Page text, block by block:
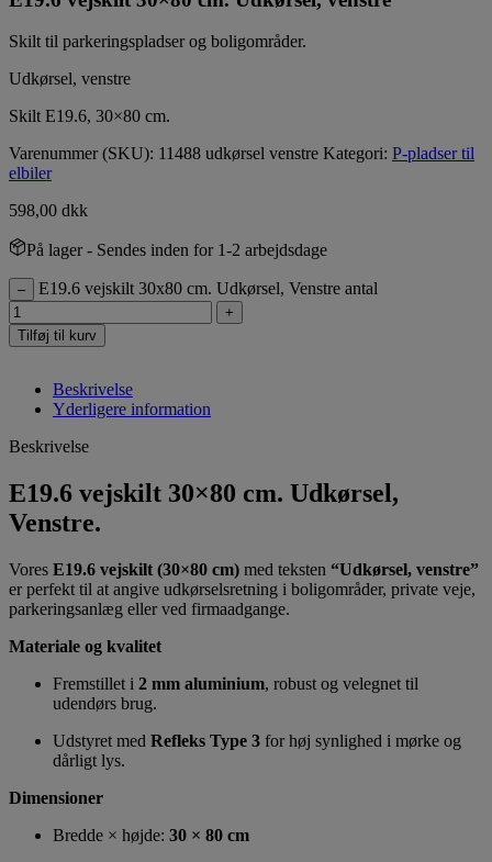
Skilt til parkeringspladser og boligområder.
Udkørsel, venstre
Skilt E19.6, 30×80 cm.
Varenummer (SKU): 11488 udkørsel venstre Kategori: P-pladser til
elbiler
598,00 dkk
På lager - Sendes inden for 1-2 arbejdsdage
– E19.6 vejskilt 30x80 cm. Udkørsel, Venstre antal
+
Tilføj til kurv
Beskrivelse
Yderligere information
Beskrivelse
E19.6 vejskilt 30×80 cm. Udkørsel,
Venstre.
Vores E19.6 vejskilt (30×80 cm) med teksten “Udkørsel, venstre”
er perfekt til at angive udkørselsretning i boligområder, private veje,
parkeringsanlæg eller ved firmaadgange.
Materiale og kvalitet
Fremstillet i 2 mm aluminium, robust og velegnet til
udendørs brug.
Udstyret med Refleks Type 3 for høj synlighed i mørke og
dårligt lys.
Dimensioner
Bredde × højde: 30 × 80 cm